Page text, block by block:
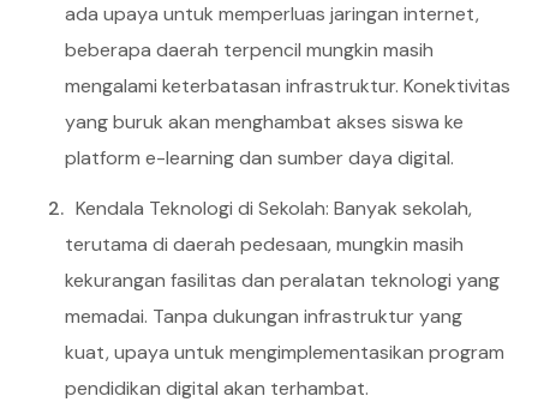
ada upaya untuk memperluas jaringan internet,
beberapa daerah terpencil mungkin masih
mengalami keterbatasan infrastruktur. Konektivitas
yang buruk akan menghambat akses siswa ke
platform e-learning dan sumber daya digital.
Kendala Teknologi di Sekolah: Banyak sekolah,
terutama di daerah pedesaan, mungkin masih
kekurangan fasilitas dan peralatan teknologi yang
memadai. Tanpa dukungan infrastruktur yang
kuat, upaya untuk mengimplementasikan program
pendidikan digital akan terhambat.